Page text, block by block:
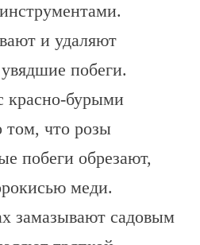
и удаляют
побеги.
красно-бурыми
том, что розы
побеги обрезают,
меди.
замазывают садовым